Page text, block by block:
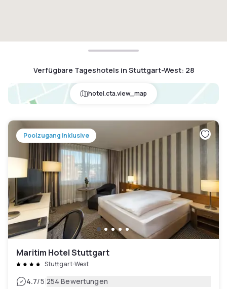
Verfügbare Tageshotels in Stuttgart-West: 28
hotel.cta.view_map
Poolzugang inklusive
Maritim Hotel Stuttgart
Stuttgart-West
4.7/5|254 Bewertungen